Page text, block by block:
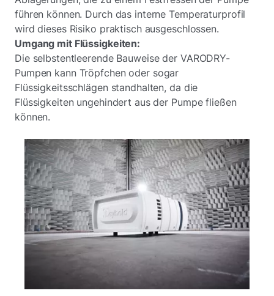
führen können. Durch das interne Temperaturprofil
wird dieses Risiko praktisch ausgeschlossen.
Umgang mit Flüssigkeiten:
Die selbstentleerende Bauweise der VARODRY-
Pumpen kann Tröpfchen oder sogar
Flüssigkeitsschlägen standhalten, da die
Flüssigkeiten ungehindert aus der Pumpe fließen
können.